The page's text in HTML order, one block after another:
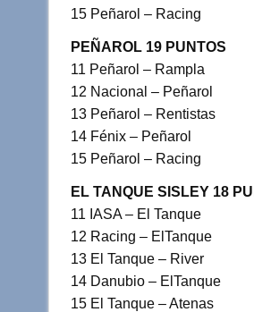
15 Peñarol – Racing
PEÑAROL 19 PUNTOS
11 Peñarol – Rampla
12 Nacional – Peñarol
13 Peñarol – Rentistas
14 Fénix – Peñarol
15 Peñarol – Racing
EL TANQUE SISLEY 18
11 IASA – El Tanque
12 Racing – ElTanque
13 El Tanque – River
14 Danubio – ElTanque
15 El Tanque – Atenas